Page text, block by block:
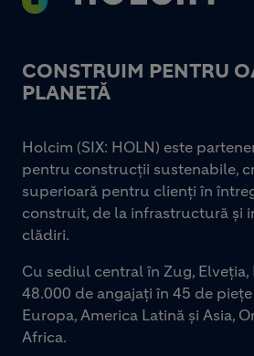
CONSTRUIM PENTRU
PLANETĂ
Holcim (SIX: HOLN) este
pentru construcții sustenabile,
superioară pentru clienți în
construit, de la infrastructură și
clădiri.
Cu sediul central în Zug,
48.000 de angajați în 45 de
Europa, America Latină și Asia,
Africa.